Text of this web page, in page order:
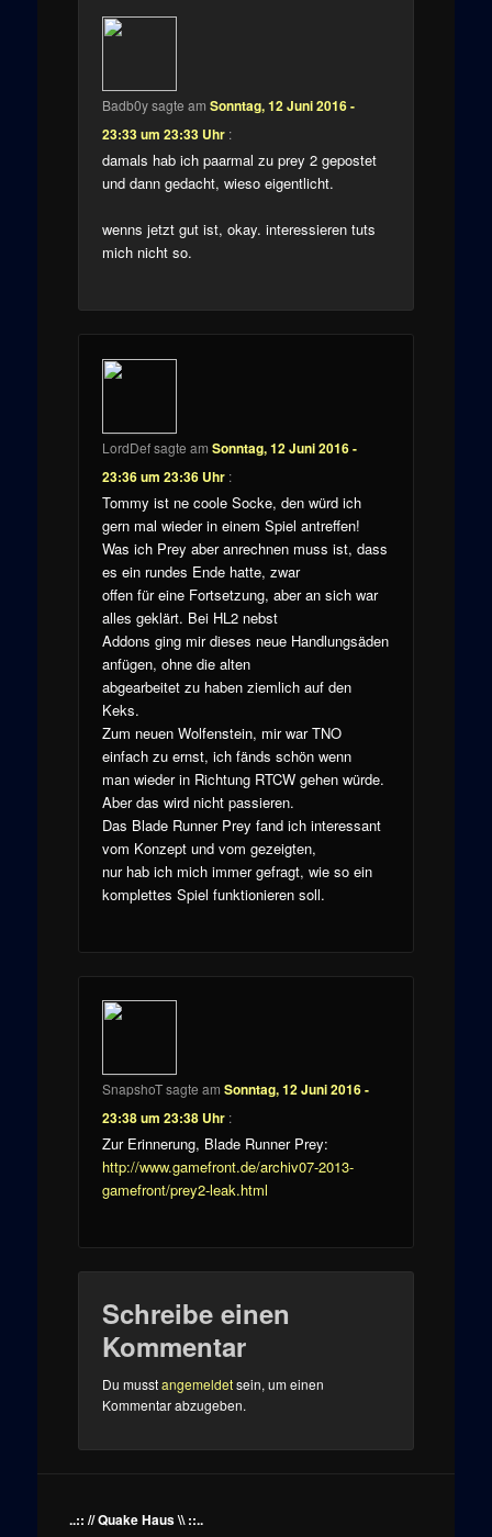
Badb0ysagte am Sonntag, 12 Juni 2016 -
23:33 um 23:33 Uhr :
damals hab ich paarmal zu prey 2 gepostet
und dann gedacht, wieso eigentlicht.
wenns jetzt gut ist, okay. interessieren tuts
mich nicht so.
LordDefsagte am Sonntag, 12 Juni 2016 -
23:36 um 23:36 Uhr :
Tommy ist ne coole Socke, den würd ich
gern mal wieder in einem Spiel antreffen!
Was ich Prey aber anrechnen muss ist, dass
es ein rundes Ende hatte, zwar
offen für eine Fortsetzung, aber an sich war
alles geklärt. Bei HL2 nebst
Addons ging mir dieses neue Handlungsäden
anfügen, ohne die alten
abgearbeitet zu haben ziemlich auf den
Keks.
Zum neuen Wolfenstein, mir war TNO
einfach zu ernst, ich fänds schön wenn
man wieder in Richtung RTCW gehen würde.
Aber das wird nicht passieren.
Das Blade Runner Prey fand ich interessant
vom Konzept und vom gezeigten,
nur hab ich mich immer gefragt, wie so ein
komplettes Spiel funktionieren soll.
SnapshoTsagte am Sonntag, 12 Juni 2016 -
23:38 um 23:38 Uhr :
Zur Erinnerung, Blade Runner Prey:
http://www.gamefront.de/archiv07-2013-
gamefront/prey2-leak.html
Schreibe einen
Kommentar
Du musstangemeldetsein, um einen
Kommentar abzugeben.
..:: // Quake Haus \\ ::..